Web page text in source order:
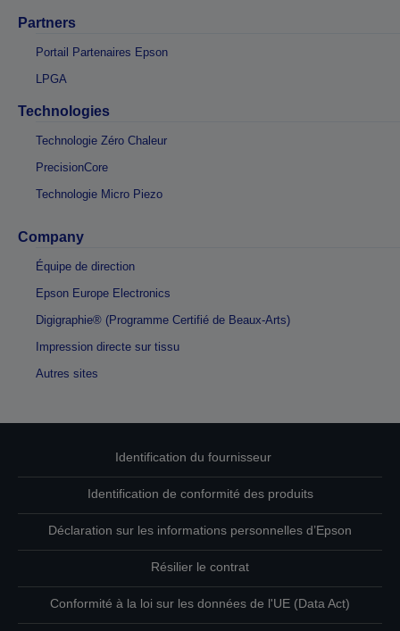
Partners
Portail Partenaires Epson
LPGA
Technologies
Technologie Zéro Chaleur
PrecisionCore
Technologie Micro Piezo
Company
Équipe de direction
Epson Europe Electronics
Digigraphie® (Programme Certifié de Beaux-Arts)
Impression directe sur tissu
Autres sites
Identification du fournisseur
Identification de conformité des produits
Déclaration sur les informations personnelles d’Epson
Résilier le contrat
Conformité à la loi sur les données de l'UE (Data Act)